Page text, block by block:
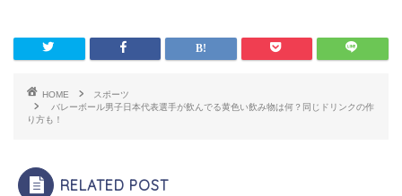
HOME
スポーツ
バレーボール男子日本代表選手が飲んでる黄色い飲み物は何？同じドリンクの作
り方も！
RELATED POST